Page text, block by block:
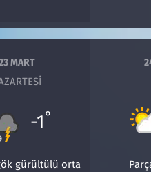
MART
-1°
gürültülü orta